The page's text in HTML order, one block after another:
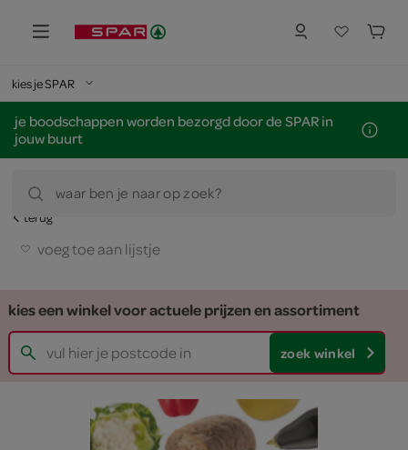
kies je SPAR
je boodschappen worden bezorgd door de SPAR in
jouw buurt
waar ben je naar op zoek?
terug
voeg toe aan lijstje
kies een winkel voor actuele prijzen en assortiment
zoek winkel